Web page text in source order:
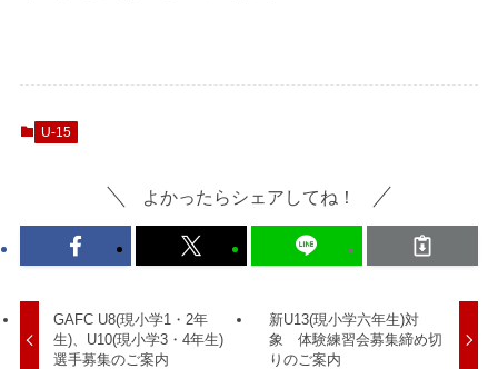
U-15
よかったらシェアしてね！
GAFC U8(現小学1・2年
生)、U10(現小学3・4年生)
選手募集のご案内
新U13(現小学六年生)対
象 体験練習会募集締め切
りのご案内